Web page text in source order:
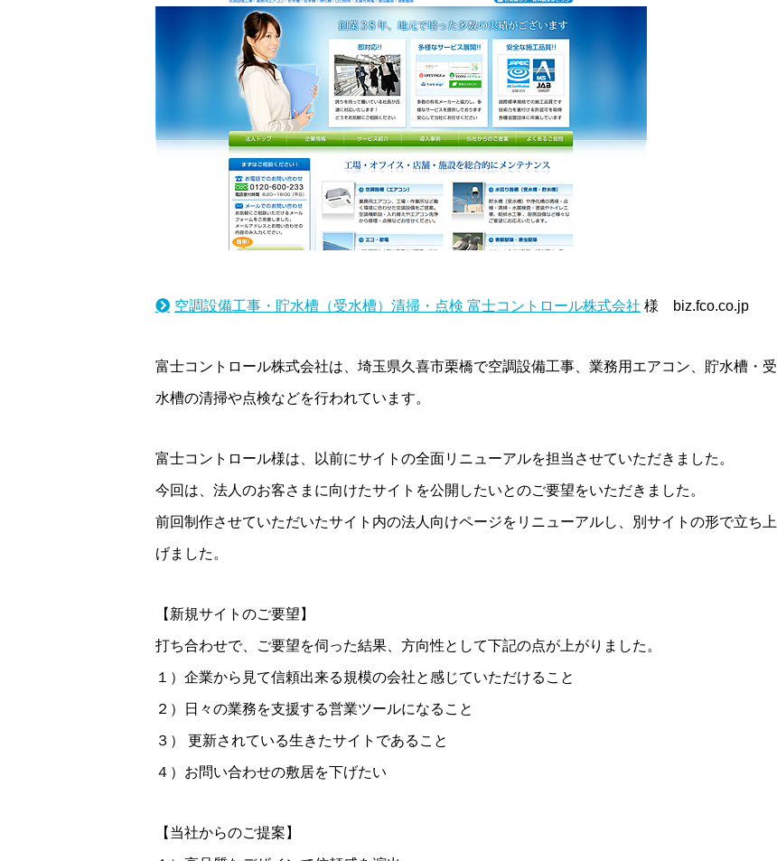
空調設備工事・貯水槽（受水槽）清掃・点検 富士コントロール株式会社 様 biz.fco.co.jp
富士コントロール株式会社は、埼玉県久喜市栗橋で空調設備工事、業務用エアコン、貯水槽・受
水槽の清掃や点検などを行われています。
富士コントロール様は、以前にサイトの全面リニューアルを担当させていただきました。
今回は、法人のお客さまに向けたサイトを公開したいとのご要望をいただきました。
前回制作させていただいたサイト内の法人向けページをリニューアルし、別サイトの形で立ち上
げました。
【新規サイトのご要望】
打ち合わせで、ご要望を伺った結果、方向性として下記の点が上がりました。
１）企業から見て信頼出来る規模の会社と感じていただけること
２）日々の業務を支援する営業ツールになること
３） 更新されている生きたサイトであること
４）お問い合わせの敷居を下げたい
【当社からのご提案】